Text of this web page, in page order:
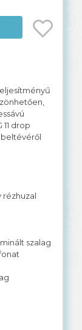
drop
rézhuzal
PE
szalag